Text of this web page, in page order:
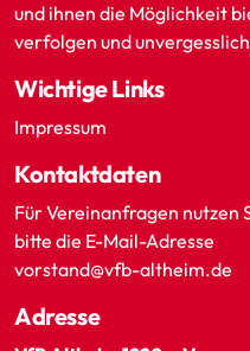
und ihnen die Möglichkeit
verfolgen und
Wichtige Links
Impressum
Kontaktdaten
Für Vereinanfragen nutzen
bitte die E-Mail-Adresse
vorstand@vfb-altheim.de
Adresse